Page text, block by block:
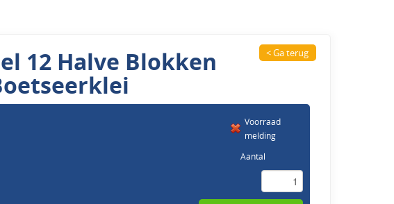
12 Halve Blokken < Ga terug
Voorraad
melding
Aantal